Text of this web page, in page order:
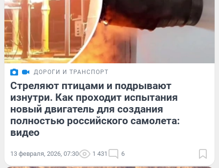
ДОРОГИ И ТРАНСПОРТ
Стреляют птицами и подрывают
изнутри. Как проходит испытания
новый двигатель для создания
полностью российского самолета:
видео
13 февраля, 2026, 07:30 1 431 6